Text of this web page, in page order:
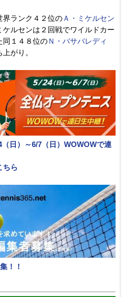
界ランク４２位のＡ・ミケルセン
ケルセンは２回戦でワイルドカー
同１４８位のＮ・バサバレディ
がり。
（日）～6/7（日）WOWOWで連
ちら
！！